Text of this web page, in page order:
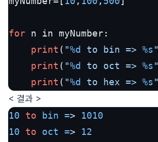
for n in myNumber:
print ( "%d to bin => %s "
print ( "%d to oct => %s "
print ( "%d to hex => %s "
< 결과 >
10
to bin => 1010
10
to oct => 12